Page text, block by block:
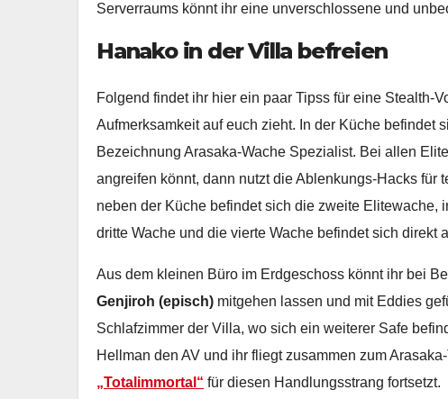
Serverraums könnt ihr eine unverschlossene und
Hanako in der Villa befreien
Folgend findet ihr hier ein paar Tipss für eine Stealth-
Aufmerksamkeit auf euch zieht. In der Küche befindet
Bezeichnung Arasaka-Wache Spezialist. Bei allen
angreifen könnt, dann nutzt die Ablenkungs-Hacks
neben der Küche befindet sich die zweite Elitewache,
dritte Wache und die vierte Wache befindet sich direkt
Aus dem kleinen Büro im Erdgeschoss könnt ihr bei
Genjiroh (episch) mitgehen lassen und mit Eddies
Schlafzimmer der Villa, wo sich ein weiterer Safe
Hellman den AV und ihr fliegt zusammen zum
„Totalimmortal“ für diesen Handlungsstrang fortsetzt.